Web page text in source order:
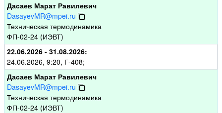
Дасаев Марат Равилевич
DasayevMR@mpei.ru
Техническая термодинамика
ФП-02-24 (ИЭВТ)
22.06.2026 - 31.08.2026:
24.06.2026, 9:20, Г-408;
Дасаев Марат Равилевич
DasayevMR@mpei.ru
Техническая термодинамика
ФП-02-24 (ИЭВТ)